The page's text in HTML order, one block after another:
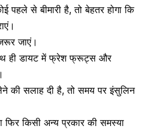
पहले से बीमारी है, तो बेहतर होगा कि
जाएं।
साथ ही डायट में फ्रेश फ्रूट्स और
की सलाह दी है, तो समय पर इंसुलिन
फिर किसी अन्य प्रकार की समस्या